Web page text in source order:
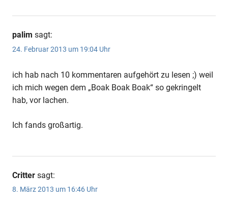
palim sagt:
24. Februar 2013 um 19:04 Uhr
ich hab nach 10 kommentaren aufgehört zu lesen ;) weil
ich mich wegen dem „Boak Boak Boak“ so gekringelt
hab, vor lachen.
Ich fands großartig.
Critter sagt:
8. März 2013 um 16:46 Uhr